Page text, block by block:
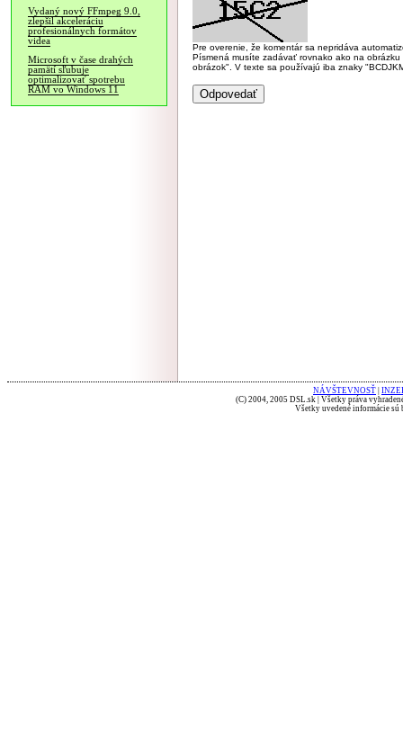
Vydaný nový FFmpeg 9.0,
zlepšil akceleráciu
profesionálnych formátov
videa
Microsoft v čase drahých
pamätí sľubuje
optimalizovať spotrebu
RAM vo Windows 11
Pre overenie, že komentár sa nepridáva
Písmená musíte zadávať rovnako ako na
obrázok". V texte sa používajú iba znaky
NÁVŠTEVNOSŤ
(C) 2004, 2005 DSL.sk | Všetky práva
Všetky uvedené informácie sú